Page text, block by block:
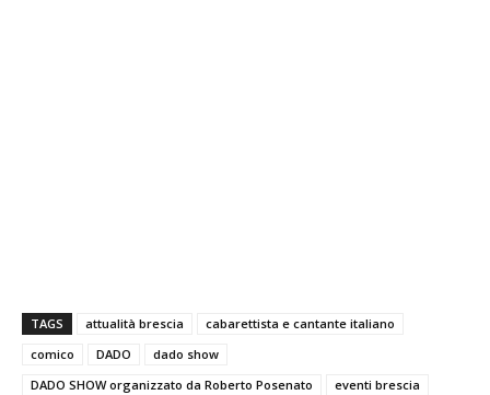
TAGS attualità brescia
cabarettista e cantante italiano
comico
DADO
dado show
DADO SHOW organizzato da Roberto Posenato
eventi brescia